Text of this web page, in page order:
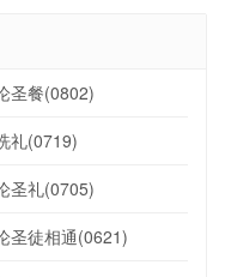
圣餐(0802)
礼(0719)
圣礼(0705)
圣徒相通(0621)